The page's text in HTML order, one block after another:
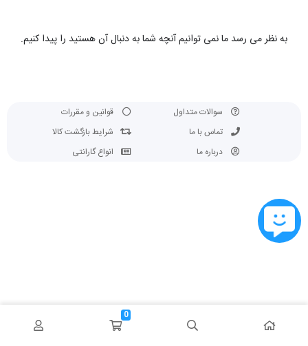
به نظر می رسد ما نمی توانیم آنچه شما به دنبال آن هستید را پیدا کنیم.
سوالات متداول
تماس با ما
درباره ما
قوانین و مقررات
شرایط بازگشت کالا
انواع گارانتی
0